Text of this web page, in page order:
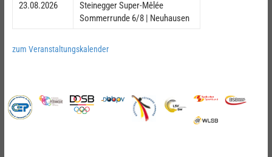
23.08.2026
Steinegger Super-Mêlée
Sommerrunde 6/8 | Neuhausen
zum Veranstaltungskalender